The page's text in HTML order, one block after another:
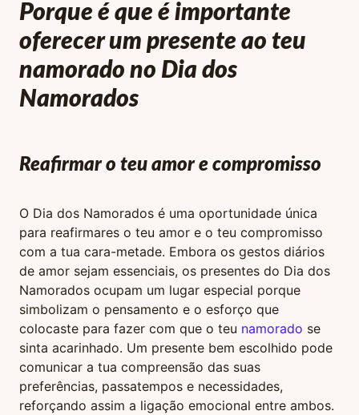
Porque é que é importante
oferecer um presente ao teu
namorado no Dia dos
Namorados
Reafirmar o teu amor e compromisso
O Dia dos Namorados é uma oportunidade única
para reafirmares o teu amor e o teu compromisso
com a tua cara-metade. Embora os gestos diários
de amor sejam essenciais, os presentes do Dia dos
Namorados ocupam um lugar especial porque
simbolizam o pensamento e o esforço que
colocaste para fazer com que o teu namorado se
sinta acarinhado. Um presente bem escolhido pode
comunicar a tua compreensão das suas
preferências, passatempos e necessidades,
reforçando assim a ligação emocional entre ambos.